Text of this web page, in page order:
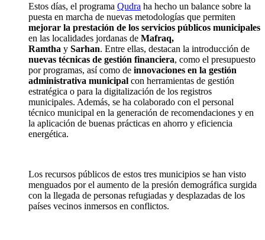
Estos días, el programa Qudra ha hecho un balance sobre la
puesta en marcha de nuevas metodologías que permiten
mejorar la prestación de los servicios públicos municipales
en las localidades jordanas de Mafraq,
Ramtha y Sarhan. Entre ellas, destacan la introducción de
nuevas técnicas de gestión financiera, como el presupuesto
por programas, así como de innovaciones en la gestión
administrativa municipal con herramientas de gestión
estratégica o para la digitalización de los registros
municipales. Además, se ha colaborado con el personal
técnico municipal en la generación de recomendaciones y en
la aplicación de buenas prácticas en ahorro y eficiencia
energética.
Los recursos públicos de estos tres municipios se han visto
menguados por el aumento de la presión demográfica surgida
con la llegada de personas refugiadas y desplazadas de los
países vecinos inmersos en conflictos.